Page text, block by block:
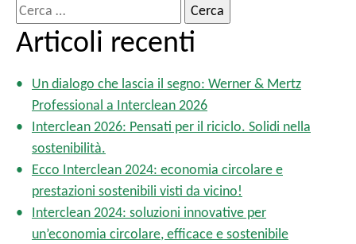
g
i
a
i
o
e
e
R
i
c
Articoli recenti
Un dialogo che lascia il segno: Werner & Mertz
Professional a Interclean 2026
Interclean 2026: Pensati per il riciclo. Solidi nella
sostenibilità.
Ecco Interclean 2024: economia circolare e
prestazioni sostenibili visti da vicino!
Interclean 2024: soluzioni innovative per
un’economia circolare, efficace e sostenibile